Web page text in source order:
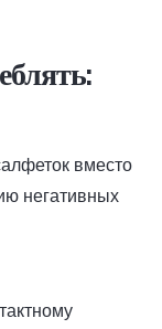
вместо
негативных